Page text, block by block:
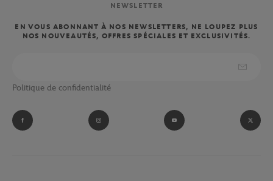
NEWSLETTER
EN VOUS ABONNANT À NOS NEWSLETTERS, NE LOUPEZ PLUS
NOS NOUVEAUTÉS, OFFRES SPÉCIALES ET EXCLUSIVITÉS.
Politique de confidentialité